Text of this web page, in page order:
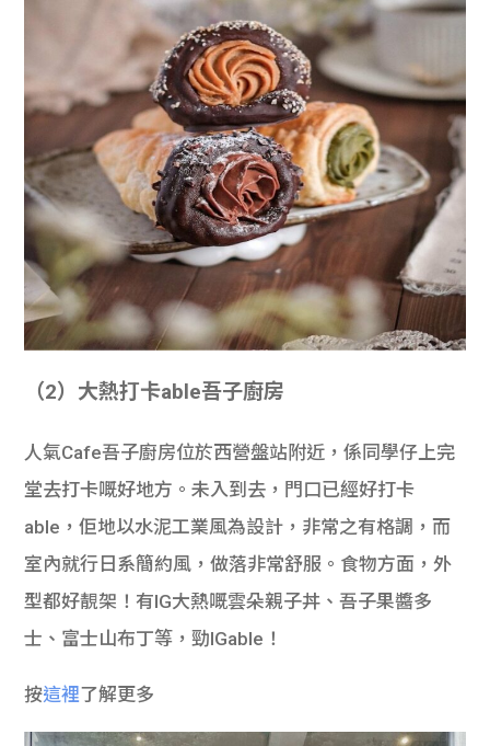
（2）大熱打卡able吾子廚房
人氣Cafe吾子廚房位於西營盤站附近，係同學仔上完
堂去打卡嘅好地方。未入到去，門口已經好打卡
able，佢地以水泥工業風為設計，非常之有格調，而
室內就行日系簡約風，做落非常舒服。食物方面，外
型都好靚架！有IG大熱嘅雲朵親子丼、吾子果醬多
士、富士山布丁等，勁IGable！
按這裡了解更多